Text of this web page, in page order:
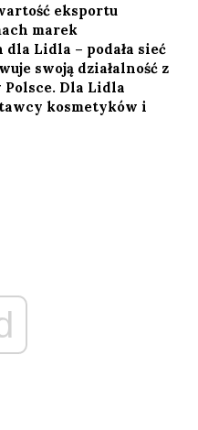
eksportu
marek
Lidla – podała sieć
swoją działalność z
Dla Lidla
kosmetyków i